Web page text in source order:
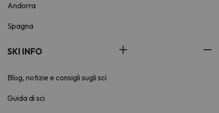
Andorra
Spagna
SKI INFO
Blog, notizie e consigli sugli sci
Guida di sci